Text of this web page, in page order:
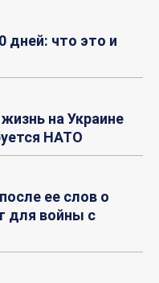
дней: что это и
на Украине
НАТО
ее слов о
для войны с